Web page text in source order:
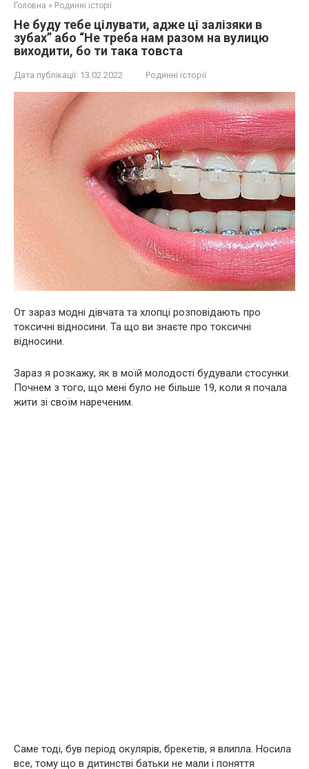
Головна » Родинні історії
Не буду тебе цілувати, адже ці залізяки в
зубах” або “Не треба нам разом на вулицю
виходити, бо ти така товста
Дата публікації: 13.02.2022 Родинні історії
От зараз модні дівчата та хлопці розповідають про
токсичні відносини. Та що ви знаєте про токсичні
відносини.
Зараз я розкажу, як в моїй молодості будували стосунки.
Почнем з того, що мені було не більше 19, коли я почала
жити зі своїм нареченим.
Саме тоді, був період окулярів, брекетів, я влипла. Носила
все, тому що в дитинстві батьки не мали і поняття